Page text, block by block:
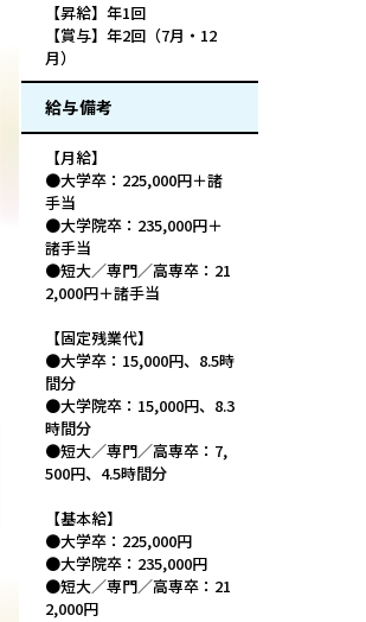
【昇給】年1回
【賞与】年2回（7月・12
月）
給与備考
【月給】
●大学卒：225,000円＋諸
手当
●大学院卒：235,000円＋
諸手当
●短大／専門／高専卒：21
2,000円＋諸手当
【固定残業代】
●大学卒：15,000円、8.5時
間分
●大学院卒：15,000円、8.3
時間分
●短大／専門／高専卒：7,
500円、4.5時間分
【基本給】
●大学卒：225,000円
●大学院卒：235,000円
●短大／専門／高専卒：21
2,000円